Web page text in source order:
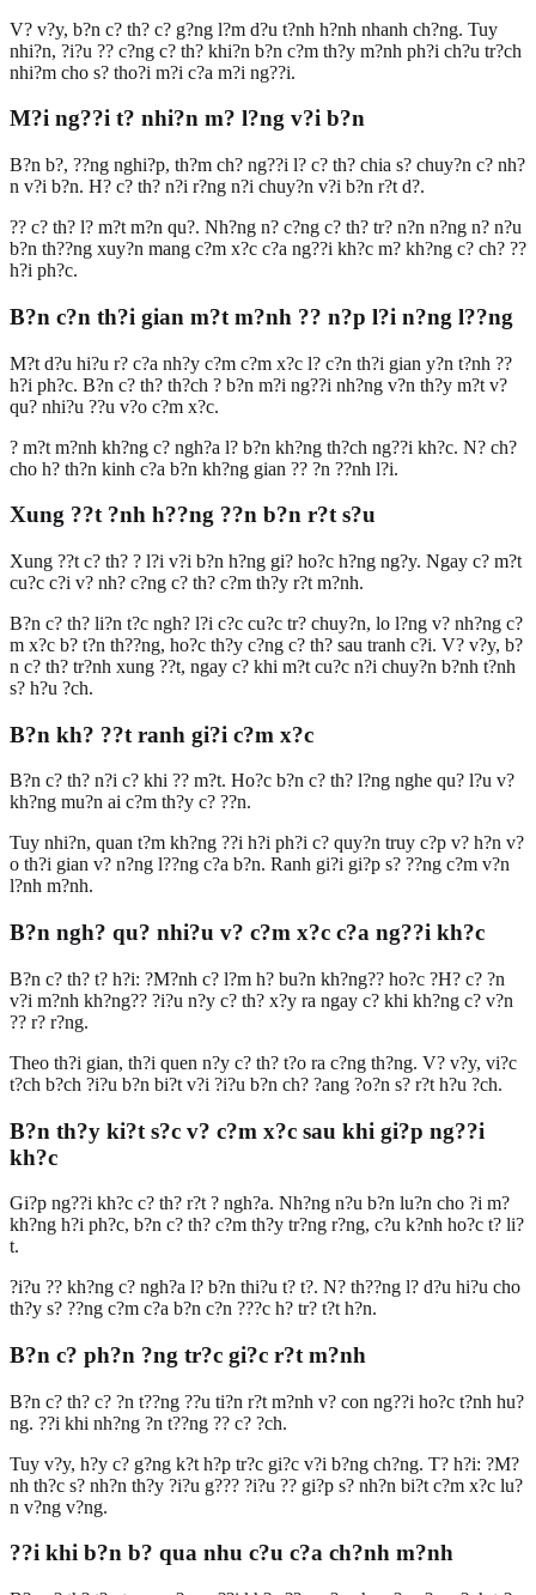
V? v?y, b?n c? th? c? g?ng l?m d?u t?nh h?nh nhanh ch?ng. Tuy
nhi?n, ?i?u ?? c?ng c? th? khi?n b?n c?m th?y m?nh ph?i ch?u tr?ch
nhi?m cho s? tho?i m?i c?a m?i ng??i.
M?i ng??i t? nhi?n m? l?ng v?i b?n
B?n b?, ??ng nghi?p, th?m ch? ng??i l? c? th? chia s? chuy?n c? nh?
n v?i b?n. H? c? th? n?i r?ng n?i chuy?n v?i b?n r?t d?.
?? c? th? l? m?t m?n qu?. Nh?ng n? c?ng c? th? tr? n?n n?ng n? n?u
b?n th??ng xuy?n mang c?m x?c c?a ng??i kh?c m? kh?ng c? ch? ??
h?i ph?c.
B?n c?n th?i gian m?t m?nh ?? n?p l?i n?ng l??ng
M?t d?u hi?u r? c?a nh?y c?m c?m x?c l? c?n th?i gian y?n t?nh ??
h?i ph?c. B?n c? th? th?ch ? b?n m?i ng??i nh?ng v?n th?y m?t v?
qu? nhi?u ??u v?o c?m x?c.
? m?t m?nh kh?ng c? ngh?a l? b?n kh?ng th?ch ng??i kh?c. N? ch?
cho h? th?n kinh c?a b?n kh?ng gian ?? ?n ??nh l?i.
Xung ??t ?nh h??ng ??n b?n r?t s?u
Xung ??t c? th? ? l?i v?i b?n h?ng gi? ho?c h?ng ng?y. Ngay c? m?t
cu?c c?i v? nh? c?ng c? th? c?m th?y r?t m?nh.
B?n c? th? li?n t?c ngh? l?i c?c cu?c tr? chuy?n, lo l?ng v? nh?ng c?
m x?c b? t?n th??ng, ho?c th?y c?ng c? th? sau tranh c?i. V? v?y, b?
n c? th? tr?nh xung ??t, ngay c? khi m?t cu?c n?i chuy?n b?nh t?nh
s? h?u ?ch.
B?n kh? ??t ranh gi?i c?m x?c
B?n c? th? n?i c? khi ?? m?t. Ho?c b?n c? th? l?ng nghe qu? l?u v?
kh?ng mu?n ai c?m th?y c? ??n.
Tuy nhi?n, quan t?m kh?ng ??i h?i ph?i c? quy?n truy c?p v? h?n v?
o th?i gian v? n?ng l??ng c?a b?n. Ranh gi?i gi?p s? ??ng c?m v?n
l?nh m?nh.
B?n ngh? qu? nhi?u v? c?m x?c c?a ng??i kh?c
B?n c? th? t? h?i: ?M?nh c? l?m h? bu?n kh?ng?? ho?c ?H? c? ?n
v?i m?nh kh?ng?? ?i?u n?y c? th? x?y ra ngay c? khi kh?ng c? v?n
?? r? r?ng.
Theo th?i gian, th?i quen n?y c? th? t?o ra c?ng th?ng. V? v?y, vi?c
t?ch b?ch ?i?u b?n bi?t v?i ?i?u b?n ch? ?ang ?o?n s? r?t h?u ?ch.
B?n th?y ki?t s?c v? c?m x?c sau khi gi?p ng??i
kh?c
Gi?p ng??i kh?c c? th? r?t ? ngh?a. Nh?ng n?u b?n lu?n cho ?i m?
kh?ng h?i ph?c, b?n c? th? c?m th?y tr?ng r?ng, c?u k?nh ho?c t? li?
t.
?i?u ?? kh?ng c? ngh?a l? b?n thi?u t? t?. N? th??ng l? d?u hi?u cho
th?y s? ??ng c?m c?a b?n c?n ???c h? tr? t?t h?n.
B?n c? ph?n ?ng tr?c gi?c r?t m?nh
B?n c? th? c? ?n t??ng ??u ti?n r?t m?nh v? con ng??i ho?c t?nh hu?
ng. ??i khi nh?ng ?n t??ng ?? c? ?ch.
Tuy v?y, h?y c? g?ng k?t h?p tr?c gi?c v?i b?ng ch?ng. T? h?i: ?M?
nh th?c s? nh?n th?y ?i?u g??? ?i?u ?? gi?p s? nh?n bi?t c?m x?c lu?
n v?ng v?ng.
??i khi b?n b? qua nhu c?u c?a ch?nh m?nh